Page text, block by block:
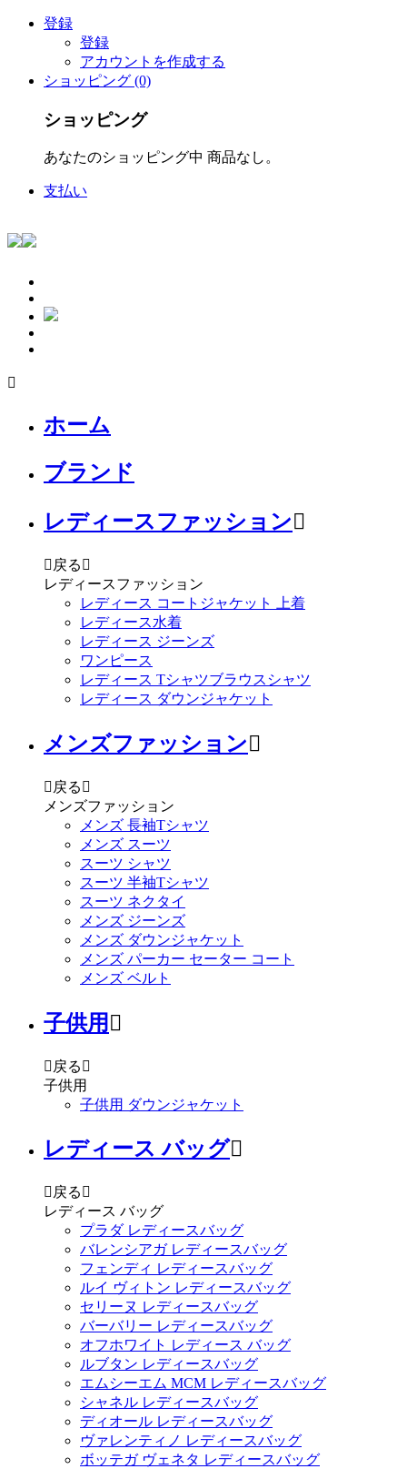
登録
登録
アカウントを作成する
ショッピング (0)
ショッピング
あなたのショッピング中 商品なし。
支払い

ホーム
ブランド
レディースファッション
 戻る 
レディースファッション
レディース コートジャケット 上着
レディース水着
レディース ジーンズ
ワンピース
レディース Tシャツブラウスシャツ
レディース ダウンジャケット
メンズファッション
 戻る 
メンズファッション
メンズ 長袖Tシャツ
メンズ スーツ
スーツ シャツ
スーツ 半袖Tシャツ
スーツ ネクタイ
メンズ ジーンズ
メンズ ダウンジャケット
メンズ パーカー セーター コート
メンズ ベルト
子供用 
 戻る 
子供用
子供用 ダウンジャケット
レディース バッグ
 戻る 
レディース バッグ
プラダ レディースバッグ
バレンシアガ レディースバッグ
フェンディ レディースバッグ
ルイ ヴィトン レディースバッグ
セリーヌ レディースバッグ
バーバリー レディースバッグ
オフホワイト レディース バッグ
ルブタン レディースバッグ
エムシーエム MCM レディースバッグ
シャネル レディースバッグ
ディオール レディースバッグ
ヴァレンティノ レディースバッグ
ボッテガ ヴェネタ レディースバッグ